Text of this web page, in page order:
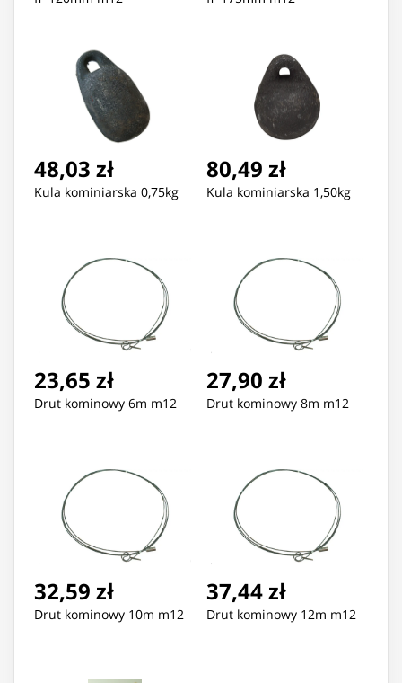
48,03 zł
Kula kominiarska 0,75kg
80,49 zł
Kula kominiarska 1,50kg
23,65 zł
Drut kominowy 6m m12
27,90 zł
Drut kominowy 8m m12
32,59 zł
Drut kominowy 10m m12
37,44 zł
Drut kominowy 12m m12